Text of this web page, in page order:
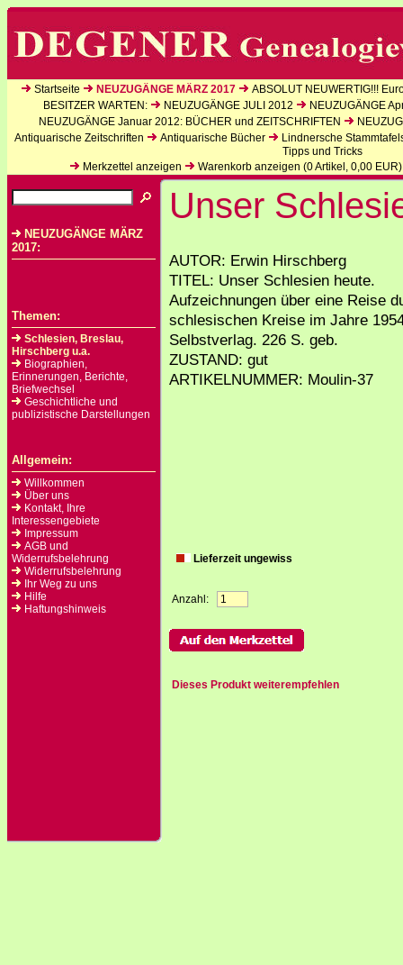
Startseite NEUZUGÄNGE MÄRZ 2017
ABSOLUT NEUWERTIG!!!
BESITZER WARTEN:
NEUZUGÄNGE JULI 2012
NEUZUGÄNGE
NEUZUGÄNGE Januar 2012: BÜCHER und ZEITSCHRIFTEN
Antiquarische Zeitschriften
Antiquarische Bücher
Lindnersche
Tipps und Tricks
Merkzettel anzeigen
Warenkorb anzeigen (0Artikel, 0,00 EUR)
NEUZUGÄNGE MÄRZ
2017:
Themen:
Schlesien, Breslau,
Hirschberg u.a.
Biographien,
Erinnerungen, Berichte,
Briefwechsel
Geschichtliche und
publizistische Darstellungen
Allgemein:
Willkommen
Über uns
Kontakt, Ihre
Interessengebiete
Impressum
AGB und
Widerrufsbelehrung
Widerrufsbelehrung
Ihr Weg zu uns
Hilfe
Haftungshinweis
Unser
AUTOR: Erwin Hirschberg
TITEL: Unser Schlesien heute.
Aufzeichnungen über eine Reise
schlesischen Kreise im Jahre
Selbstverlag. 226 S. geb.
ZUSTAND: gut
ARTIKELNUMMER: Moulin-37
Lieferzeit ungewiss
Anzahl:
Dieses Produkt weiterempfehlen